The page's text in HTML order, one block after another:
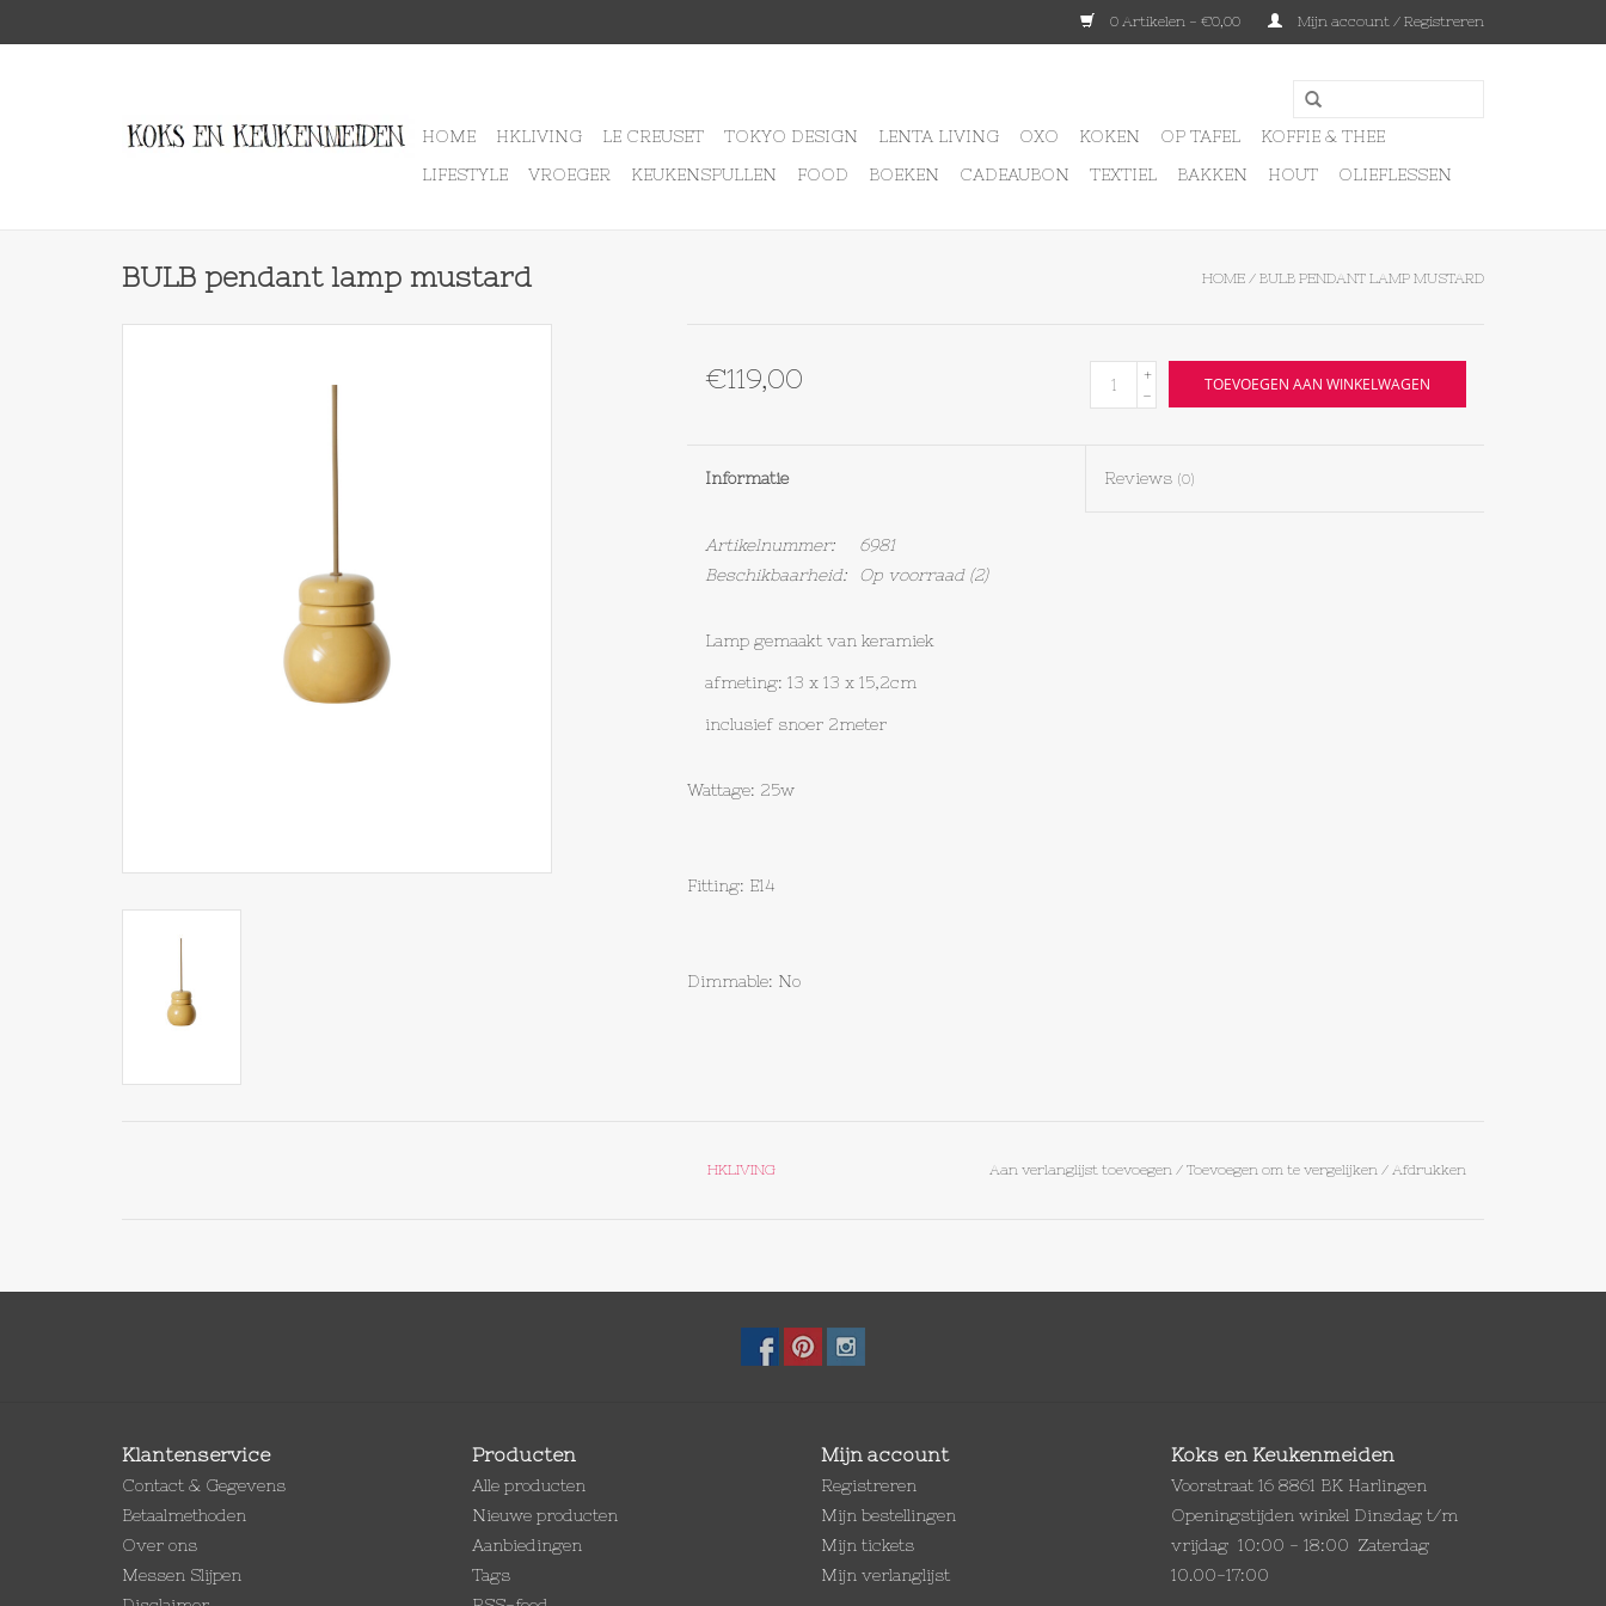
0 Artikelen - €0,00 Mijn account / Registreren
HOME HKLIVING LE CREUSET TOKYO DESIGN LENTA LIVING OXO KOKEN OP TAFEL
KOFFIE & THEE
LIFESTYLE
VROEGER KEUKENSPULLEN FOOD BOEKEN CADEAUBON TEXTIEL BAKKEN HOUT OLIEFLESSEN
BULB pendant lamp mustard HOME / BULB PENDANT LAMP MUSTARD
€119,00
+
-
TOEVOEGEN AAN WINKELWAGEN
Informatie Reviews (0)
Artikelnummer:
6981
Beschikbaarheid:
Op voorraad(2)
Lamp gemaakt van keramiek
afmeting: 13 x 13 x 15,2cm
inclusief snoer 2meter
Wattage: 25w
Fitting: E14
Dimmable: No
HKLIVING Aan verlanglijst toevoegen / Toevoegen om te vergelijken / Afdrukken
Klantenservice
Contact & Gegevens
Betaalmethoden
Over ons
Messen Slijpen
Producten
Alle producten
Nieuwe producten
Aanbiedingen
Tags
Mijn account
Registreren
Mijn bestellingen
Mijn tickets
Mijn verlanglijst
Koks en Keukenmeiden
Voorstraat 16 8861 BK Harlingen
Openingstijden winkel Dinsdag t/m
vrijdag 10:00 - 18:00 Zaterdag
10.00-17:00